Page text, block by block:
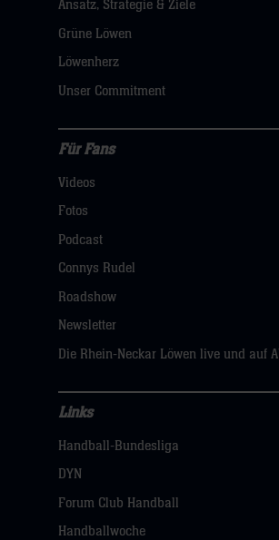
Navigation
öffnen,
dann
hier
Ansatz, Strategie & Ziele
Grüne Löwen
Löwenherz
Unser Commitment
Fans
Navigation
öffnen,
dann
hier
Für Fans
Videos
Fotos
Podcast
Connys Rudel
Roadshow
Newsletter
Die Rhein-Neckar Löwen live und auf
Navigation
öffnen,
dann
klicken
Links
Handball-Bundesliga
DYN
Forum Club Handball
Handballwoche